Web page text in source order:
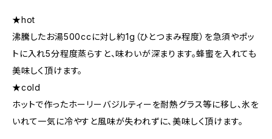
★hot
沸騰したお湯500ccに対し約1g（ひとつまみ程度）を急須やポッ
トに入れ5分程度蒸らすと、味わいが深まります。蜂蜜を入れても
美味しく頂けます。
★cold
ホットで作ったホーリーバジルティーを耐熱グラス等に移し、氷を
いれて一気に冷やすと風味が失われずに、美味しく頂けます。